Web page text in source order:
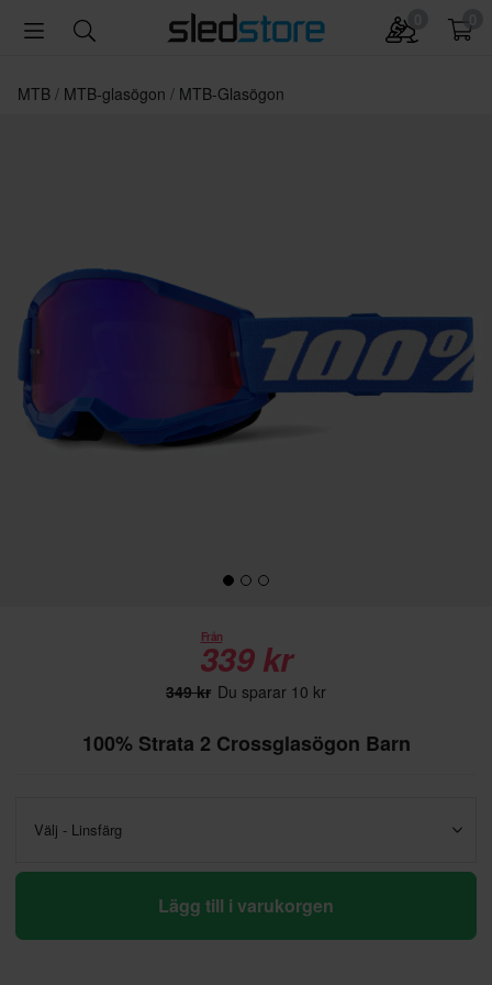
MTB MTB-glasögon MTB-Glasögon
Från
339 kr
349 kr Du sparar 10 kr
100% Strata 2 Crossglasögon Barn
Välj - Linsfärg
Lägg till i varukorgen